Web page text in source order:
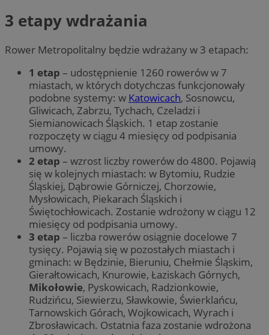
3 etapy wdrażania
Rower Metropolitalny będzie wdrażany w 3 etapach:
1 etap – udostępnienie 1260 rowerów w 7
miastach, w których dotychczas funkcjonowały
podobne systemy: w Katowicach, Sosnowcu,
Gliwicach, Zabrzu, Tychach, Czeladzi i
Siemianowicach Śląskich. 1 etap zostanie
rozpoczęty w ciągu 4 miesięcy od podpisania
umowy.
2 etap – wzrost liczby rowerów do 4800. Pojawią
się w kolejnych miastach: w Bytomiu, Rudzie
Śląskiej, Dąbrowie Górniczej, Chorzowie,
Mysłowicach, Piekarach Śląskich i
Świętochłowicach. Zostanie wdrożony w ciągu 12
miesięcy od podpisania umowy.
3 etap – liczba rowerów osiągnie docelowe 7
tysięcy. Pojawią się w pozostałych miastach i
gminach: w Będzinie, Bieruniu, Chełmie Śląskim,
Gierałtowicach, Knurowie, Łaziskach Górnych,
Mikołowie, Pyskowicach, Radzionkowie,
Rudzińcu, Siewierzu, Sławkowie, Świerklańcu,
Tarnowskich Górach, Wojkowicach, Wyrach i
Zbrosławicach. Ostatnia faza zostanie wdrożona